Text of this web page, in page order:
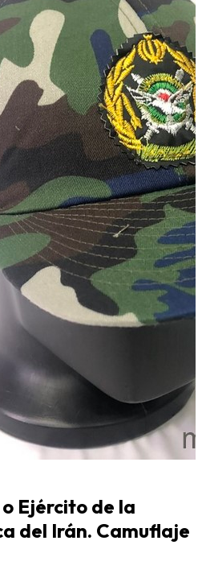
Ejército de la
del Irán. Camuflaje